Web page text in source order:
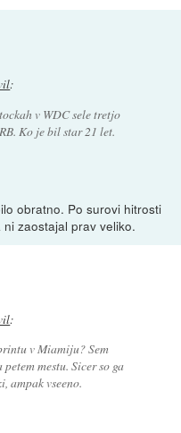
:
v WDC sele tretjo
Ko je bil star 21 let.
obratno. Po surovi hitrosti
zaostajal prav veliko.
:
v Miamiju? Sem
mestu. Sicer so ga
ampak vseeno.